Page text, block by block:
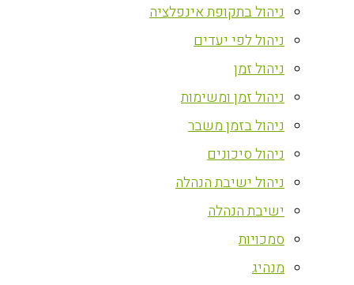
ניהול בתקופת אינפלציה
ניהול לפי יעדים
ניהול זמן
ניהול זמן ומשימות
ניהול בזמן משבר
ניהול סיכונים
ניהול ישיבת הנהלה
ישיבת הנהלה
סמכויות
מנהיג